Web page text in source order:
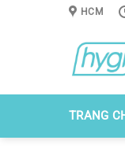
HCM
TRANG